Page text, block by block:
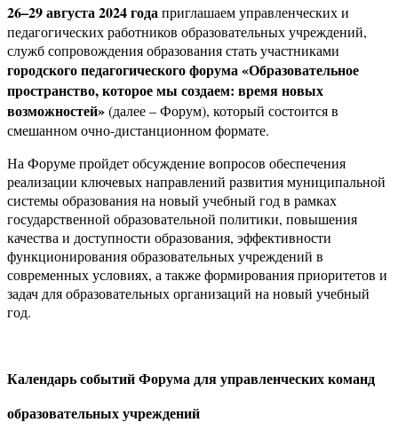
26–29 августа 2024 годаприглашаем управленческих и
педагогических работников образовательных учреждений,
служб сопровождения образования стать участниками
городского педагогического форума «Образовательное
пространство, которое мы создаем: время новых
возможностей»(далее – Форум), который состоится в
смешанном очно-дистанционном формате.
На Форуме пройдет обсуждение вопросов обеспечения
реализации ключевых направлений развития муниципальной
системы образования на новый учебный год в рамках
государственной образовательной политики, повышения
качества и доступности образования, эффективности
функционирования образовательных учреждений в
современных условиях, а также формирования приоритетов и
задач для образовательных организаций на новый учебный
год.
Календарь событий Форума для управленческих команд
образовательных учреждений